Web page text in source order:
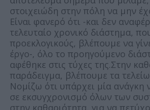
στοιχειώδη στην πόλη να μην
Είναι φανερό ότι -και δεν
τελευταίο χρονικό διάστημα,
προεκλογικούς, βλέπουμε να
έργο-, όλο το προηγούμενο
αφέθηκε στις τύχες της.Στην
παράδειγμα, βλέπουμε τα
Νομίζω ότι υπάρχει μία
σε εκσυγχρονισμό όλων των